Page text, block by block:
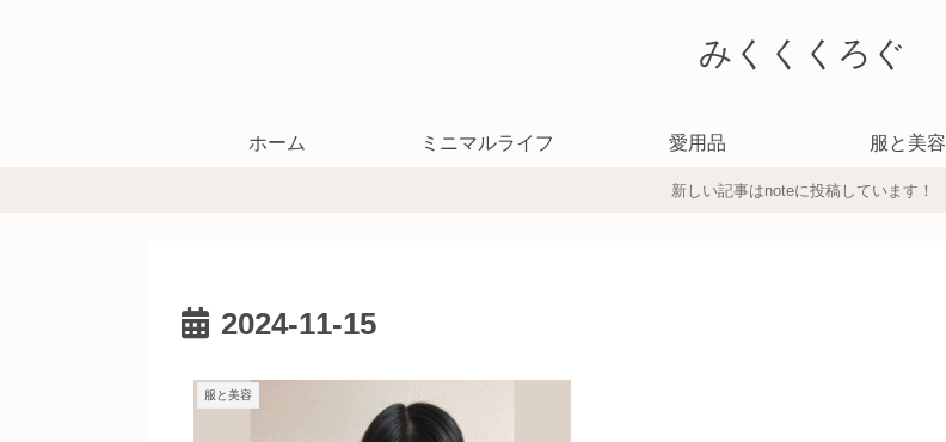
みくくくろぐ
ホーム ミニマルライフ 愛用品 服と美容
新しい記事はnoteに投稿しています！
2024-11-15
服と美容